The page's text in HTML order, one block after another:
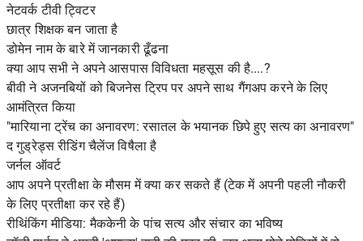
नेटवर्क टीवी ट्विटर
छात्र शिक्षक बन जाता है
डोमेन नाम के बारे में जानकारी ढूँढना
क्या आप सभी ने अपने आसपास विविधता महसूस की है....?
बीवी ने अजनबियों को बिजनेस ट्रिप पर अपने साथ गैंगअप करने के लिए
आमंत्रित किया
"मारियाना ट्रेंच का अनावरण: रसातल के भयानक छिपे हुए सत्य का अनावरण"
द गुड्रेड्स रीडिंग चैलेंज विषैला है
जर्नल ऑवर्ट
आप अपने प्रतीक्षा के मौसम में क्या कर सकते हैं (टेक में अपनी पहली नौकरी
के लिए प्रतीक्षा कर रहे हैं)
रीथिंकिंग मीडिया: मैककेनी के पांच सत्य और संचार का भविष्य